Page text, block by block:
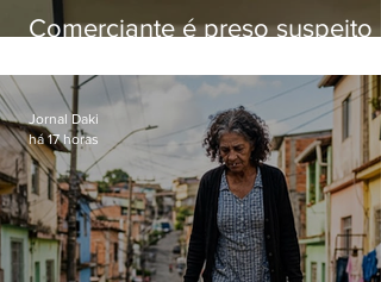
Comerciante é preso suspeito
loja
Jornal Daki
há 17 horas